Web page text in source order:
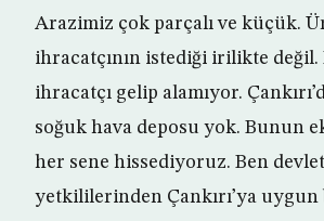
Arazimiz çok parçalı ve küçük.
ihracatçının istediği irilikte
ihracatçı gelip alamıyor.
soğuk hava deposu yok. Bunun
her sene hissediyoruz. Ben devlet
yetkililerinden Çankırı’ya